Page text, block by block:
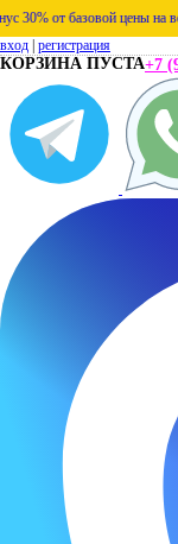
от базовой цены на все
вход регистрация
КОРЗИНА ПУСТА+7